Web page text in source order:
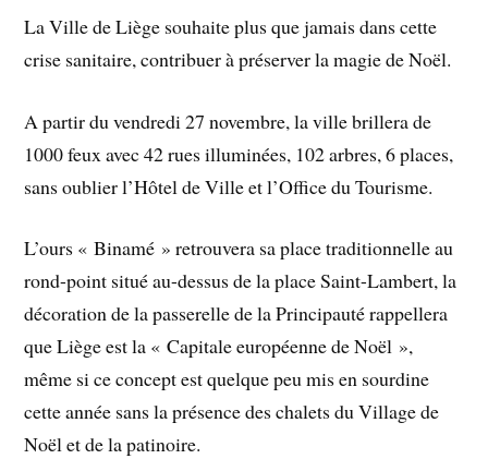
La Ville de Liège souhaite plus que jamais dans cette
crise sanitaire, contribuer à préserver la magie de Noël.
A partir du vendredi 27 novembre, la ville brillera de
1000 feux avec 42 rues illuminées, 102 arbres, 6 places,
sans oublier l’Hôtel de Ville et l’Office du Tourisme.
L’ours « Binamé » retrouvera sa place traditionnelle au
rond-point situé au-dessus de la place Saint-Lambert, la
décoration de la passerelle de la Principauté rappellera
que Liège est la « Capitale européenne de Noël »,
même si ce concept est quelque peu mis en sourdine
cette année sans la présence des chalets du Village de
Noël et de la patinoire.